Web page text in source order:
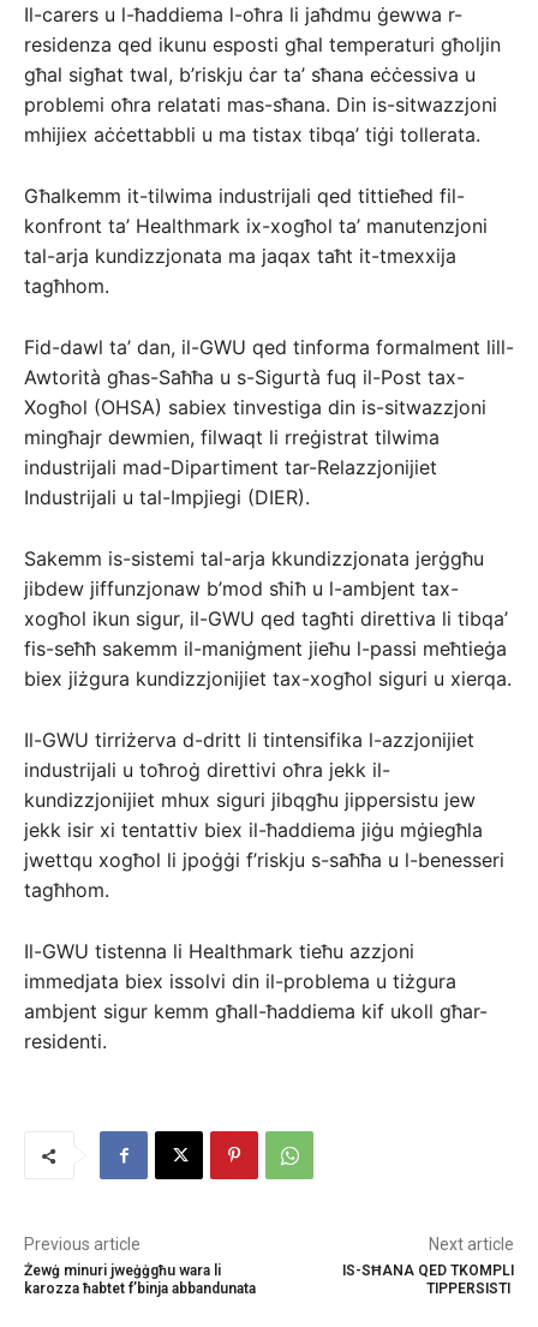
Il-carers u l-ħaddiema l-oħra li jaħdmu ġewwa r-
residenza qed ikunu esposti għal temperaturi għoljin
għal sigħat twal, b’riskju ċar ta’ sħana eċċessiva u
problemi oħra relatati mas-sħana. Din is-sitwazzjoni
mhijiex aċċettabbli u ma tistax tibqa’ tiġi tollerata.
Għalkemm it-tilwima industrijali qed tittieħed fil-
konfront ta’ Healthmark ix-xogħol ta’ manutenzjoni
tal-arja kundizzjonata ma jaqax taħt it-tmexxija
tagħhom.
Fid-dawl ta’ dan, il-GWU qed tinforma formalment lill-
Awtorità għas-Saħħa u s-Sigurtà fuq il-Post tax-
Xogħol (OHSA) sabiex tinvestiga din is-sitwazzjoni
mingħajr dewmien, filwaqt li rreġistrat tilwima
industrijali mad-Dipartiment tar-Relazzjonijiet
Industrijali u tal-Impjiegi (DIER).
Sakemm is-sistemi tal-arja kkundizzjonata jerġgħu
jibdew jiffunzjonaw b’mod sħiħ u l-ambjent tax-
xogħol ikun sigur, il-GWU qed tagħti direttiva li tibqa’
fis-seħħ sakemm il-maniġment jieħu l-passi meħtieġa
biex jiżgura kundizzjonijiet tax-xogħol siguri u xierqa.
Il-GWU tirriżerva d-dritt li tintensifika l-azzjonijiet
industrijali u toħroġ direttivi oħra jekk il-
kundizzjonijiet mhux siguri jibqgħu jippersistu jew
jekk isir xi tentattiv biex il-ħaddiema jiġu mġiegħla
jwettqu xogħol li jpoġġi f’riskju s-saħħa u l-benesseri
tagħhom.
Il-GWU tistenna li Healthmark tieħu azzjoni
immedjata biex issolvi din il-problema u tiżgura
ambjent sigur kemm għall-ħaddiema kif ukoll għar-
residenti.
Previous article
Żewġ minuri jweġġgħu wara li
karozza ħabtet f’binja abbandunata
Next article
IS-SĦANA QED TKOMPLI
TIPPERSISTI